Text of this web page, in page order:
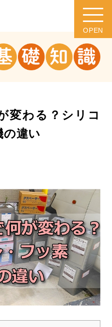
変わる？シリコ
の違い